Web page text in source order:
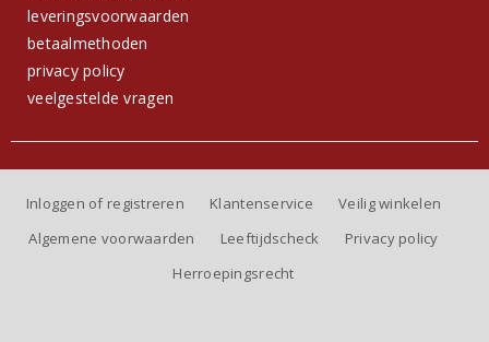
leveringsvoorwaarden
betaalmethoden
privacy policy
veelgestelde vragen
Inloggen of registreren Klantenservice
Veilig winkelen
Algemene voorwaarden
Leeftijdscheck
Privacy policy
Herroepingsrecht